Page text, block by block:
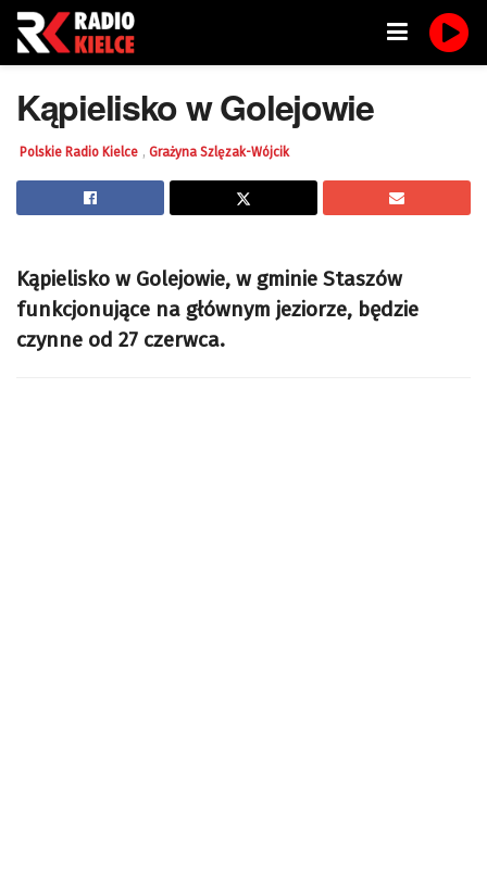
Kąpielisko w Golejowie
Polskie Radio Kielce , Grażyna Szlęzak-Wójcik
Kąpielisko w Golejowie, w gminie Staszów
funkcjonujące na głównym jeziorze, będzie
czynne od 27 czerwca.